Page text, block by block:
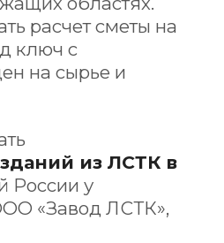
расчет сметы на
ключ с
на сырье и
из ЛСТК в
России у
«Завод ЛСТК»,